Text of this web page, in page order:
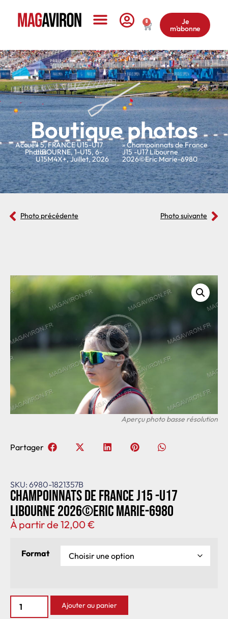
0 Je
m'abonne
Boutique photos
Accueil
»
Photos
»5,FRANCE U15-U17
LIBOURNE,1-U15,6-
U15M4X+,Juillet,2026
» Champoinnats de France
J15 -U17 Libourne
2026©Eric Marie-6980
Photo précédente Photo suivante
SKU: 6980-1821357B
Champoinnats de France J15 -U17
Libourne 2026©Eric Marie-6980
À partir de 12,00€
Format
Ajouter au panier
Partager